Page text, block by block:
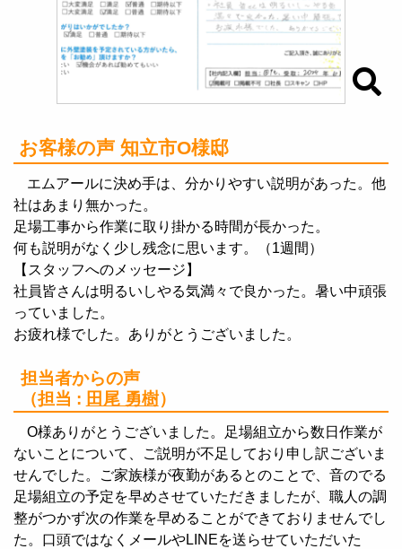
お客様の声 知立市O様邸
エムアールに決め手は、分かりやすい説明があった。他
社はあまり無かった。
足場工事から作業に取り掛かる時間が長かった。
何も説明がなく少し残念に思います。（1週間）
【スタッフへのメッセージ】
社員皆さんは明るいしやる気満々で良かった。暑い中頑張
っていました。
お疲れ様でした。ありがとうございました。
担当者からの声
（担当 : 田尾 勇樹）
O様ありがとうございました。足場組立から数日作業が
ないことについて、ご説明が不足しており申し訳ございま
せんでした。ご家族様が夜勤があるとのことで、音のでる
足場組立の予定を早めさせていただきましたが、職人の調
整がつかず次の作業を早めることができておりませんでし
た。口頭ではなくメールやLINEを送らせていただいた